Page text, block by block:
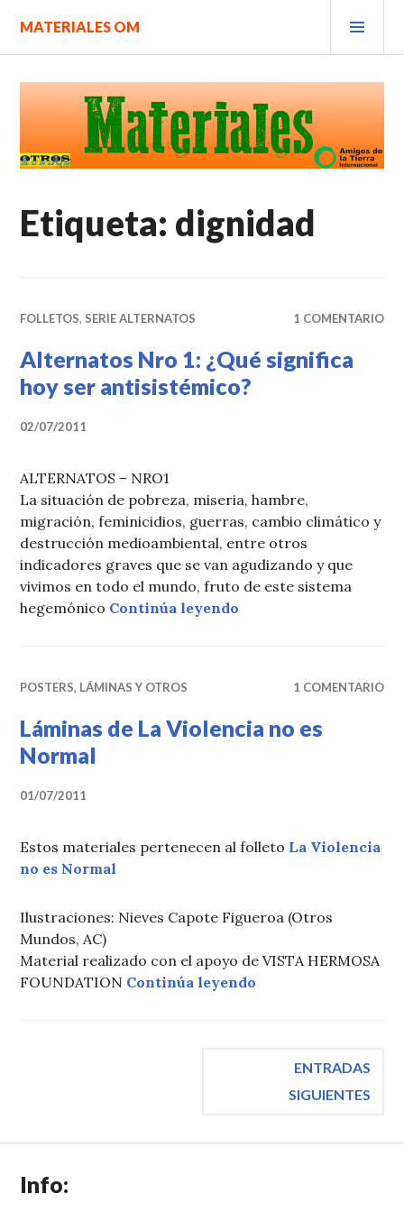
contenido.
MATERIALES OM
Etiqueta: dignidad
FOLLETOS, SERIE ALTERNATOS 1 COMENTARIO
Alternatos Nro 1: ¿Qué significa
hoy ser antisistémico?
02/07/2011
ALTERNATOS – NRO1
La situación de pobreza, miseria, hambre,
migración, feminicidios, guerras, cambio climático y
destrucción medioambiental, entre otros
indicadores graves que se van agudizando y que
vivimos en todo el mundo, fruto de este sistema
hegemónico Continúa leyendo
POSTERS, LÁMINAS Y OTROS 1 COMENTARIO
Láminas de La Violencia no es
Normal
01/07/2011
Estos materiales pertenecen al folleto La Violencia
no es Normal
Ilustraciones: Nieves Capote Figueroa (Otros
Mundos, AC)
Material realizado con el apoyo de VISTA HERMOSA
FOUNDATION Continúa leyendo
entradas
ENTRADAS
SIGUIENTES
Info: